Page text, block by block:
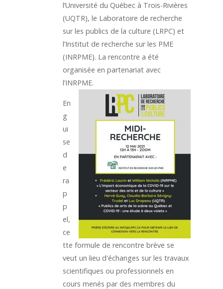
l’Université du Québec à Trois-Rivières
(UQTR), le Laboratoire de recherche
sur les publics de la culture (LRPC) et
l’Institut de recherche sur les PME
(INRPME). La rencontre a été
organisée en partenariat avec
l’INRPME.
En
g
ui
se
d
e
ra
p
p
el,
ce
tte formule de rencontre brève se
veut un lieu d'échanges sur les travaux
scientifiques ou professionnels en
cours menés par des membres du